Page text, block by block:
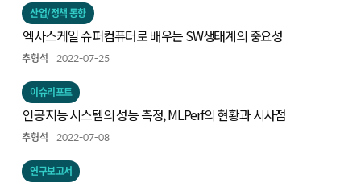
산업/정책 동향
엑사스케일 슈퍼컴퓨터로 배우는 SW생태계의 중요성
추형석 2022-07-25
이슈리포트
인공지능 시스템의 성능 측정, MLPerf의 현황과 시사점
추형석 2022-07-08
연구보고서